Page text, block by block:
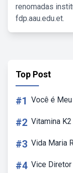
renomadas
fdp.aau.edu.et.
Top Post
#1 Você é
#2 Vitamina K2
#3 Vida Maria
#4 Vice